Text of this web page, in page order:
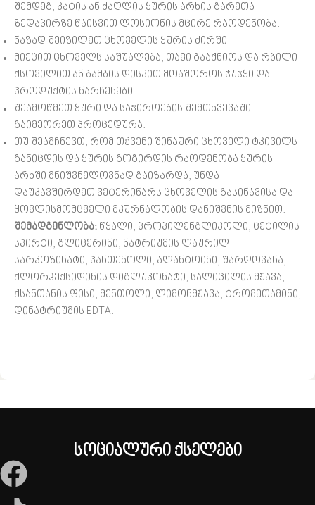
შემდეგ, კატის ან ძაღლის ყურის არხის გარეთა
ზედაპირზე წაისვით ლოსიონის მცირე რაოდენობა.
ნაზად შეიზილეთ ცხოველის ყურის ძირში
მიეცით ცხოველს საშუალება, თავი გააქნიოს და რბილი
ქსოვილით ან ბამბის დისკით მოაშოროს ჭუჭყი და
პროდუქტის ნარჩენები.
შეამოწმეთ ყური და საჭიროების შემთხვევაში
გაიმეორეთ პროცედურა.
თუ შეამჩნევთ, რომ თქვენი შინაური ცხოველი ტკივილს
განიცდის და ყურის გოგირდის რაოდენობა ყურის
არხში მნიშვნელოვნად გაიზარდა, უნდა
დაუკავშირდეთ ვეტერინარს ცხოველის გასინჯვისა და
ყოვლისმომცველი მკურნალობის დანიშვნის მიზნით.
შემადგენლობა: წყალი, პროპილენგლიკოლი, ცეტილის
სპირტი, გლიცერინი, ნატრიუმის ლაურილ
სარკოზინატი, პანთენოლი, ალანტოინი, შარდოვანა,
ქლორჰექსიდინის დიგლუკონატი, სალიცილის მჟავა,
ქსანთანის ფისი, მენთოლი, ლიმონმჟავა, ტრომეთამინი,
დინატრიუმის EDTA.
სოციალური ქსელები